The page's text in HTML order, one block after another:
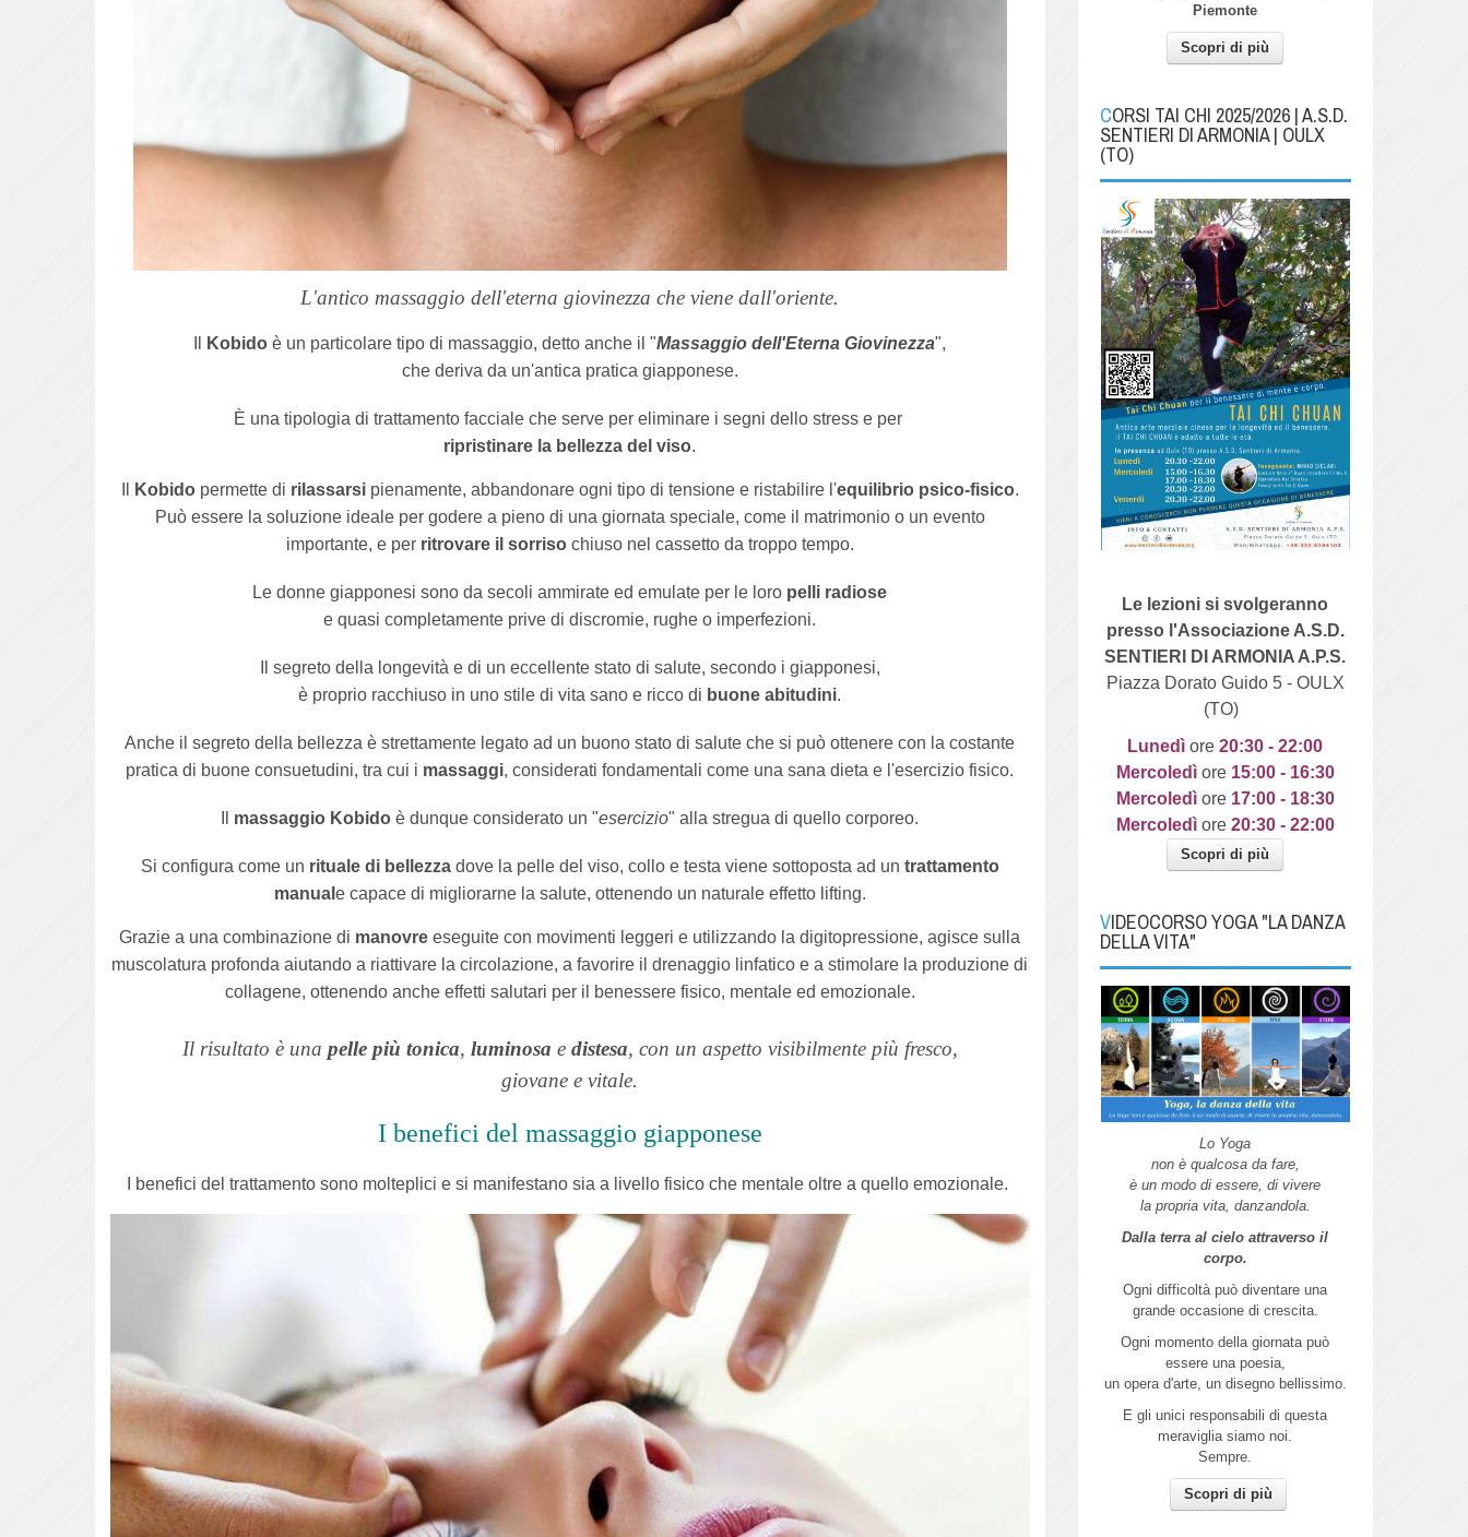
L'antico massaggio dell'eterna giovinezza che viene dall'oriente.
Kobido è un particolare tipo di massaggio, detto anche il "Massaggio dell'Eterna Giovinezza",
che deriva da un'antica pratica giapponese.
È una tipologia di trattamento facciale che serve per eliminare i segni dello stress e per
ripristinare la bellezza del viso.
Kobidopermette di rilassarsipienamente, abbandonare ogni tipo di tensione e ristabilire l'equilibrio psico-fisico.
Può essere la soluzione ideale per godere a pieno di una giornata speciale, come il matrimonio o un evento
importante, e per ritrovare il sorrisochiuso nel cassetto da troppo tempo.
Le donne giapponesi sono da secoli ammirate ed emulate per le loro pelli radiose
e quasi completamente prive di discromie, rughe o imperfezioni.
Il segreto della longevità e di un eccellente stato di salute, secondo i giapponesi,
è proprio racchiuso in uno stile di vita sano e ricco di buone abitudini.
Anche il segreto della bellezza è strettamente legato ad un buono stato di salute che si può ottenere con la costante
pratica di buone consuetudini, tra cui i massaggi, considerati fondamentali come una sana dieta e l'esercizio fisico.
massaggio Kobido è dunque considerato un "esercizio" alla stregua di quello corporeo.
Si configura come un rituale di bellezzadove la pelle del viso, collo e testa viene sottoposta ad un trattamento
manual e capace di migliorarne la salute, ottenendo un naturale effetto lifting.
Grazie a una combinazione di manovre eseguite con movimenti leggeri e utilizzando la digitopressione, agisce sulla
muscolatura profonda aiutando a riattivare la circolazione, a favorire il drenaggio linfatico e a stimolare la produzione di
collagene, ottenendo anche effetti salutari per il benessere fisico, mentale ed emozionale.
Il risultato è una pelle più tonica, luminosa e distesa, con un aspetto visibilmente più fresco,
giovane e vitale.
I benefici del massaggio giapponese
I benefici del trattamento sono molteplici e si manifestano sia a livello fisico che mentale oltre a quello emozionale.
Piemonte
Scopri di più
CORSI TAI CHI 2025/2026 | A.S.D.
SENTIERI DI ARMONIA | OULX
(TO)
Le lezioni si svolgeranno
presso l'Associazione A.S.D.
SENTIERI DI ARMONIA A.P.S.
Piazza Dorato Guido 5 - OULX
(TO)
Lunedìore 20:30 - 22:00
Mercoledì ore 15:00 - 16:30
Mercoledì ore 17:00 - 18:30
Mercoledì ore 20:30 - 22:00
Scopri di più
VIDEOCORSO YOGA "LA DANZA
DELLA VITA"
Lo Yoga
non è qualcosa da fare,
è un modo di essere, di vivere
la propria vita, danzandola.
Dalla terra al cielo attraverso il
corpo.
Ogni difficoltà può diventare una
grande occasione di crescita.
Ogni momento della giornata può
essere una poesia,
un opera d'arte, un disegno bellissimo.
E gli unici responsabili di questa
meraviglia siamo noi.
Sempre.
Scopri di più